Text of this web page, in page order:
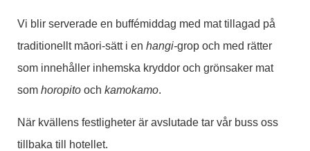
Vi blir serverade en buffémiddag med mat tillagad på
traditionellt māori-sätt i en hangi-grop och med rätter
som innehåller inhemska kryddor och grönsaker mat
som horopito och kamokamo.
När kvällens festligheter är avslutade tar vår buss oss
tillbaka till hotellet.